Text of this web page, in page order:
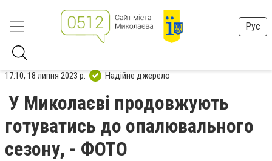
Рус
17:10, 18 липня 2023 р. Надійне джерело
У Миколаєві продовжують
готуватись до опалювального
сезону, - ФОТО